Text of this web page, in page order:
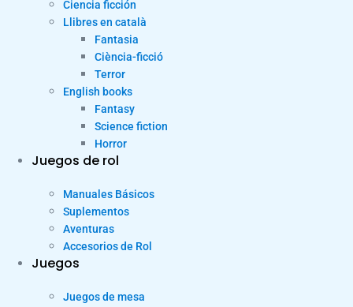
Ciencia ficción
Llibres en català
Fantasia
Ciència-ficció
Terror
English books
Fantasy
Science fiction
Horror
Juegos de rol
Manuales Básicos
Suplementos
Aventuras
Accesorios de Rol
Juegos
Juegos de mesa